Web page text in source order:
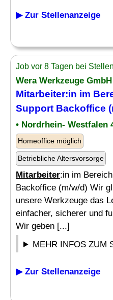
▶ Zur Stellenanzeige
Job vor 8 Tagen bei
Wera Werkzeuge GmbH
Mitarbeiter:in im
Support Backoffice
• Nordrhein- Westfalen
Homeoffice möglich
Betriebliche Altersvorsorge
Mitarbeiter:in im
Backoffice (m/w/d) Wir
unsere Werkzeuge das
einfacher, sicherer und
Wir geben [...]
MEHR INFOS ZUM
▶ Zur Stellenanzeige